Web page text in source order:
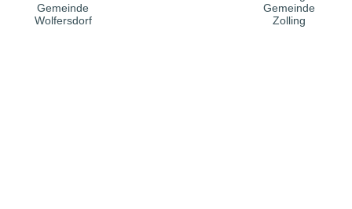
Gemeinde
Wolfersdorf
Gemeinde
Zolling